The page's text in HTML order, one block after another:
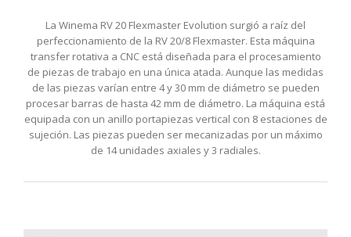
La Winema RV 20 Flexmaster Evolution surgió a raíz del
perfeccionamiento de la RV 20/8 Flexmaster. Esta máquina
transfer rotativa a CNC está diseñada para el procesamiento
de piezas de trabajo en una única atada. Aunque las medidas
de las piezas varían entre 4 y 30 mm de diámetro se pueden
procesar barras de hasta 42 mm de diámetro. La máquina está
equipada con un anillo portapiezas vertical con 8 estaciones de
sujeción. Las piezas pueden ser mecanizadas por un máximo
de 14 unidades axiales y 3 radiales.